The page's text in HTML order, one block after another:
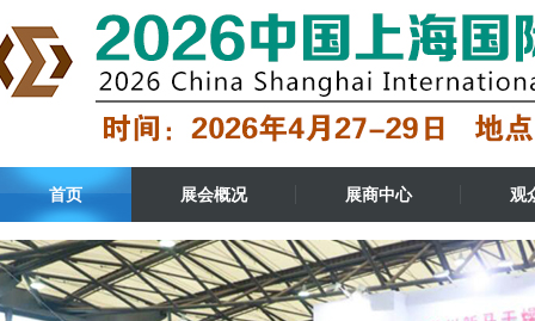
首页 展会概况 展商中心 观